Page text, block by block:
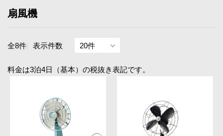
扇風機
全8件 表示件数
料金は3泊4日（基本）の税抜き表記です。